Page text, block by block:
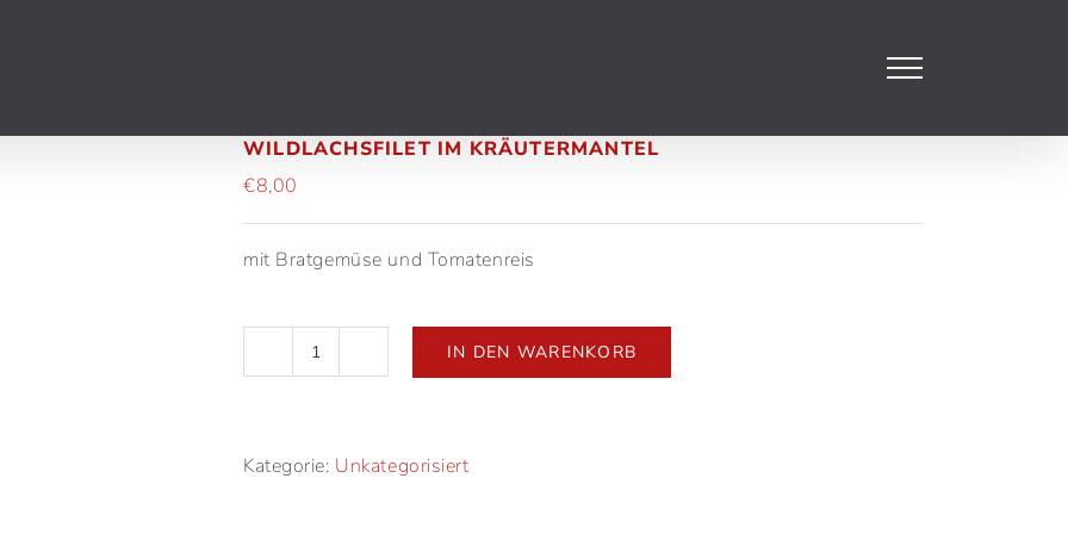
WILDLACHSFILET IM KRÄUTERMANTEL
€8,00
mit Bratgemüse und Tomatenreis
Wildlachsfilet
IN DEN WARENKORB
Kategorie: Unkategorisiert